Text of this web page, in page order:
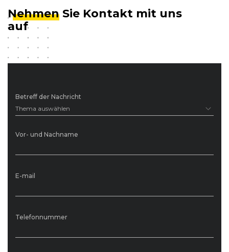
Betreff der Nachricht
Thema auswählen
Vor- und Nachname
E-mail
Telefonnummer
Nehmen Sie Kontakt mit uns
auf